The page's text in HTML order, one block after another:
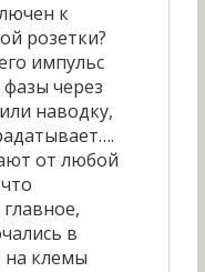
к
розетки?
импульс
через
наводку,
от любой
в
на клемы